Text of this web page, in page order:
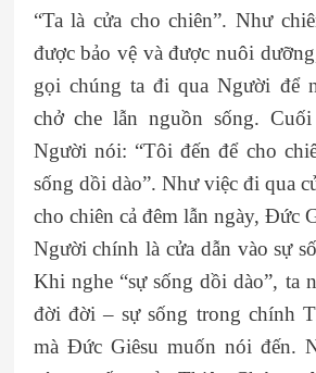
“Ta là cửa cho chiên”. Như
được bảo vệ và được nuôi
gọi chúng ta đi qua Người để
chở che lẫn nguồn sống.
Người nói: “Tôi đến để cho
sống dồi dào”. Như việc đi qua
cho chiên cả đêm lẫn ngày, Đức
Người chính là cửa dẫn vào sự
Khi nghe “sự sống dồi dào”, ta
đời đời – sự sống trong chính
mà Đức Giêsu muốn nói đến.